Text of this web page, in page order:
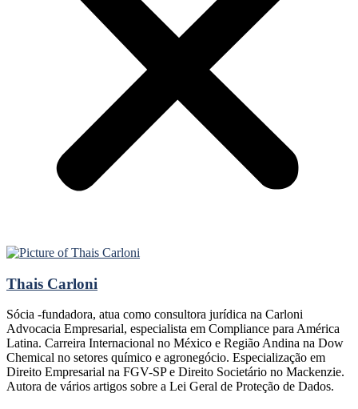
Thais Carloni
Sócia -fundadora, atua como consultora jurídica na Carloni
Advocacia Empresarial, especialista em Compliance para América
Latina. Carreira Internacional no México e Região Andina na Dow
Chemical no setores químico e agronegócio. Especialização em
Direito Empresarial na FGV-SP e Direito Societário no Mackenzie.
Autora de vários artigos sobre a Lei Geral de Proteção de Dados.